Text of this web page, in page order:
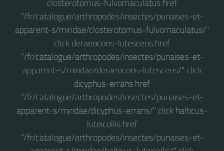
"/fr/catalogue/arthropodes/insectes/punaises-et-
apparent-s/miridae/closterotomus-fulvomaculatus/"
click deraeocoris-lutescens href
"/fr/catalogue/arthropodes/insectes/punaises-et-
apparent-s/miridae/deraeocoris-lutescens/" click
dicyphus-errans href
"/fr/catalogue/arthropodes/insectes/punaises-et-
apparent-s/miridae/dicyphus-errans/" click halticus-
luteicollis href
"/fr/catalogue/arthropodes/insectes/punaises-et-